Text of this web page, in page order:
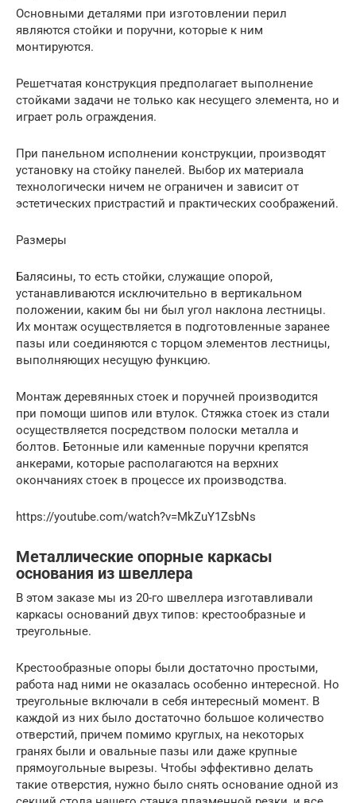
Основными деталями при изготовлении перил
являются стойки и поручни, которые к ним
монтируются.
Решетчатая конструкция предполагает выполнение
стойками задачи не только как несущего элемента, но и
играет роль ограждения.
При панельном исполнении конструкции, производят
установку на стойку панелей. Выбор их материала
технологически ничем не ограничен и зависит от
эстетических пристрастий и практических соображений.
Размеры
Балясины, то есть стойки, служащие опорой,
устанавливаются исключительно в вертикальном
положении, каким бы ни был угол наклона лестницы.
Их монтаж осуществляется в подготовленные заранее
пазы или соединяются с торцом элементов лестницы,
выполняющих несущую функцию.
Монтаж деревянных стоек и поручней производится
при помощи шипов или втулок. Стяжка стоек из стали
осуществляется посредством полоски металла и
болтов. Бетонные или каменные поручни крепятся
анкерами, которые располагаются на верхних
окончаниях стоек в процессе их производства.
https://youtube.com/watch?v=MkZuY1ZsbNs
Металлические опорные каркасы
основания из швеллера
В этом заказе мы из 20-го швеллера изготавливали
каркасы оснований двух типов: крестообразные и
треугольные.
Крестообразные опоры были достаточно простыми,
работа над ними не оказалась особенно интересной. Но
треугольные включали в себя интересный момент. В
каждой из них было достаточно большое количество
отверстий, причем помимо круглых, на некоторых
гранях были и овальные пазы или даже крупные
прямоугольные вырезы. Чтобы эффективно делать
такие отверстия, нужно было снять основание одной из